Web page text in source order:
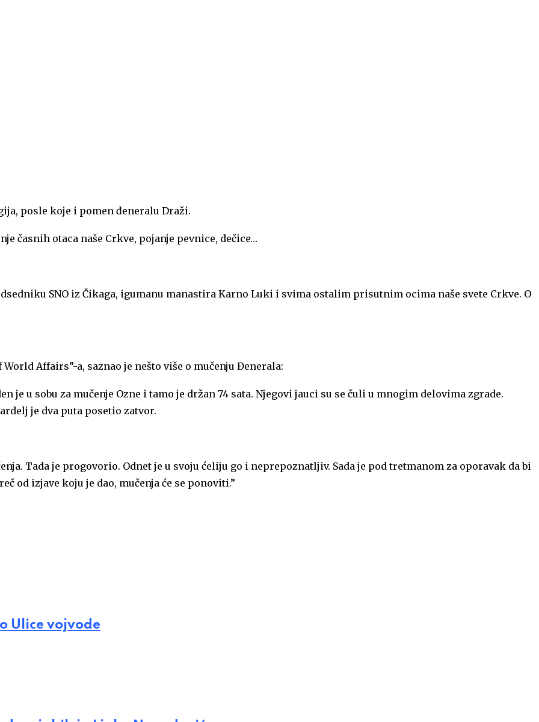
posle koje i pomen đeneralu Draži.
časnih otaca naše Crkve, pojanje pevnice, dečice…
SNO iz Čikaga, igumanu manastira Karno Luki i svima ostalim prisutnim ocima naše svete Crkve. O
Affairs”-a, saznao je nešto više o mučenju Đenerala:
je u sobu za mučenje Ozne i tamo je držan 74 sata. Njegovi jauci su se čuli u mnogim delovima zgrade.
je dva puta posetio zatvor.
Tada je progovorio. Odnet je u svoju ćeliju go i neprepoznatljiv. Sada je pod tretmanom za oporavak da bi
od izjave koju je dao, mučenja će se ponoviti.”
Ulice vojvode